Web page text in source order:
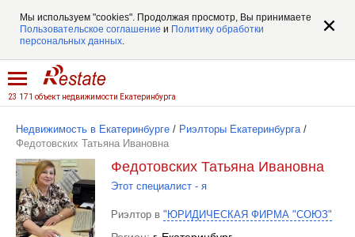
Мы используем "cookies". Продолжая просмотр, Вы принимаете
Пользовательское соглашение и Политику обработки
персональных данных.
23 171 объект недвижимости Екатеринбурга
Недвижимость в Екатеринбурге / Риэлторы Екатеринбурга /
Федотовских Татьяна Ивановна
Федотовских Татьяна Ивановна
Этот специалист - я
Риэлтор в "ЮРИДИЧЕСКАЯ ФИРМА "СОЮЗ"